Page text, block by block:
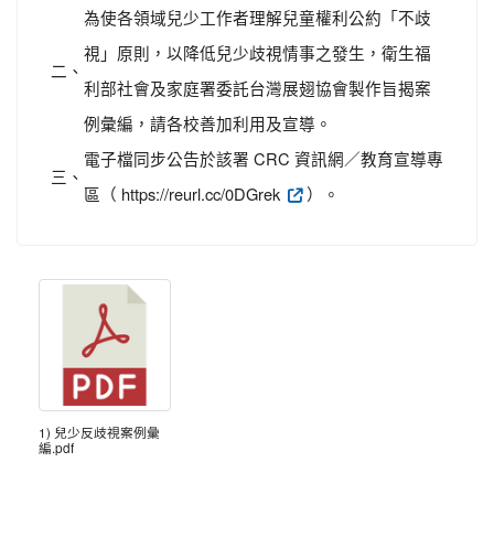
二、
為使各領域兒少工作者理解兒童權利公約「不歧
視」原則，以降低兒少歧視情事之發生，衛生福
利部社會及家庭署委託台灣展翅協會製作旨揭案
例彙編，請各校善加利用及宣導。
三、
電子檔同步公告於該署 CRC 資訊網／教育宣導專
區（ https://reurl.cc/0DGrek
）。
1) 兒少反歧視案例彙
編.pdf